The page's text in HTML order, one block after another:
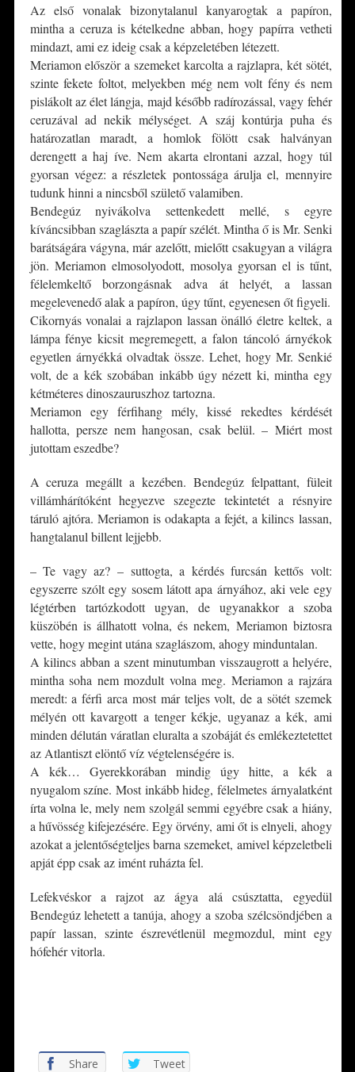
Az első vonalak bizonytalanul kanyarogtak a papíron,
mintha a ceruza is kételkedne abban, hogy papírra vetheti
mindazt, ami ez ideig csak a képzeletében létezett.
Meriamon először a szemeket karcolta a rajzlapra, két sötét,
szinte fekete foltot, melyekben még nem volt fény és nem
pislákolt az élet lángja, majd később radírozással, vagy fehér
ceruzával ad nekik mélységet. A száj kontúrja puha és
határozatlan maradt, a homlok fölött csak halványan
derengett a haj íve. Nem akarta elrontani azzal, hogy túl
gyorsan végez: a részletek pontossága árulja el, mennyire
tudunk hinni a nincsből születő valamiben.
Bendegúz nyivákolva settenkedett mellé, s egyre
kíváncsibban szaglászta a papír szélét. Mintha ő is Mr. Senki
barátságára vágyna, már azelőtt, mielőtt csakugyan a világra
jön. Meriamon elmosolyodott, mosolya gyorsan el is tűnt,
félelemkeltő borzongásnak adva át helyét, a lassan
megelevenedő alak a papíron, úgy tűnt, egyenesen őt figyeli.
Cikornyás vonalai a rajzlapon lassan önálló életre keltek, a
lámpa fénye kicsit megremegett, a falon táncoló árnyékok
egyetlen árnyékká olvadtak össze. Lehet, hogy Mr. Senkié
volt, de a kék szobában inkább úgy nézett ki, mintha egy
kétméteres dinoszauruszhoz tartozna.
Meriamon egy férfihang mély, kissé rekedtes kérdését
hallotta, persze nem hangosan, csak belül. – Miért most
jutottam eszedbe?
A ceruza megállt a kezében. Bendegúz felpattant, füleit
villámhárítóként hegyezve szegezte tekintetét a résnyire
táruló ajtóra. Meriamon is odakapta a fejét, a kilincs lassan,
hangtalanul billent lejjebb.
– Te vagy az? – suttogta, a kérdés furcsán kettős volt:
egyszerre szólt egy sosem látott apa árnyához, aki vele egy
légtérben tartózkodott ugyan, de ugyanakkor a szoba
küszöbén is állhatott volna, és nekem, Meriamon biztosra
vette, hogy megint utána szaglászom, ahogy minduntalan.
A kilincs abban a szent minutumban visszaugrott a helyére,
mintha soha nem mozdult volna meg. Meriamon a rajzára
meredt: a férfi arca most már teljes volt, de a sötét szemek
mélyén ott kavargott a tenger kékje, ugyanaz a kék, ami
minden délután váratlan eluralta a szobáját és emlékeztetettet
az Atlantiszt elöntő víz végtelenségére is.
A kék… Gyerekkorában mindig úgy hitte, a kék a
nyugalom színe. Most inkább hideg, félelmetes árnyalatként
írta volna le, mely nem szolgál semmi egyébre csak a hiány,
a hűvösség kifejezésére. Egy örvény, ami őt is elnyeli, ahogy
azokat a jelentőségteljes barna szemeket, amivel képzeletbeli
apját épp csak az imént ruházta fel.
Lefekvéskor a rajzot az ágya alá csúsztatta, egyedül
Bendegúz lehetett a tanúja, ahogy a szoba szélcsöndjében a
papír lassan, szinte észrevétlenül megmozdul, mint egy
hófehér vitorla.
Share Tweet